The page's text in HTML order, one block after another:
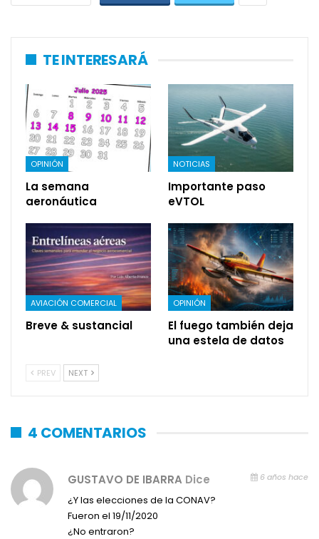
TE INTERESARÁ
OPINIÓN
La semana
aeronáutica
NOTICIAS
Importante paso
eVTOL
AVIACIÓN COMERCIAL
Breve & sustancial
OPINIÓN
El fuego también deja
una estela de datos
PREV NEXT
4 COMENTARIOS
GUSTAVO DE IBARRA Dice 6 años hace
¿Y las elecciones de la CONAV?
Fueron el 19/11/2020
¿No entraron?